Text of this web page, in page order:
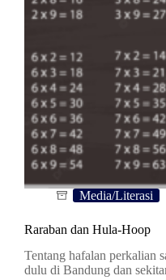
Media/Literasi
Raraban dan Hula-Hoop
Tentang hafalan perkalian
dulu di Bandung dan